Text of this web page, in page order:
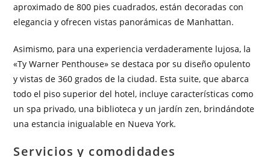
aproximado de 800 pies cuadrados, están decoradas con
elegancia y ofrecen vistas panorámicas de Manhattan.
Asimismo, para una experiencia verdaderamente lujosa, la
«Ty Warner Penthouse» se destaca por su diseño opulento
y vistas de 360 grados de la ciudad. Esta suite, que abarca
todo el piso superior del hotel, incluye características como
un spa privado, una biblioteca y un jardín zen, brindándote
una estancia inigualable en Nueva York.
Servicios y comodidades